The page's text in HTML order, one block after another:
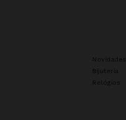
Novidades
Bijuteria
Relógios